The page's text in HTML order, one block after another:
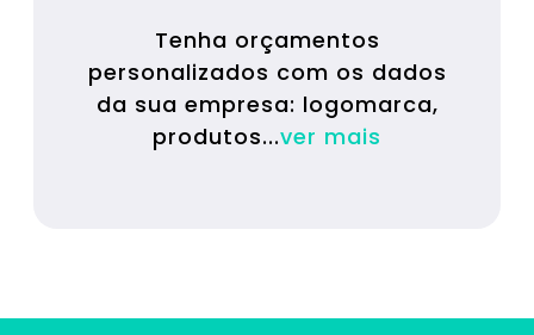
Tenha orçamentos
personalizados com os dados
da sua empresa: logomarca,
produtos...ver mais